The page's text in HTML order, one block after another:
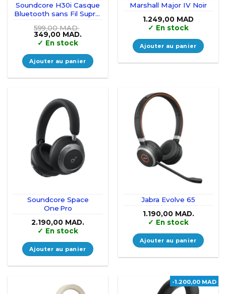
Soundcore H30i Casque
Bluetooth sans Fil Supra-
599,00MAD.
Le
prix
initial
était :
599,00 MAD..
349,00 MAD.
est :
349,00 MAD..
✓ En stock
Ajouter au panier
Marshall Major IV Noir
1.249,00 MAD
✓ En stock
Ajouter au panier
Soundcore Space
One Pro
2.190,00 MAD.
✓ En stock
Ajouter au panier
Jabra Evolve 65
1.190,00 MAD.
✓ En stock
Ajouter au panier
-1.200,00 MAD